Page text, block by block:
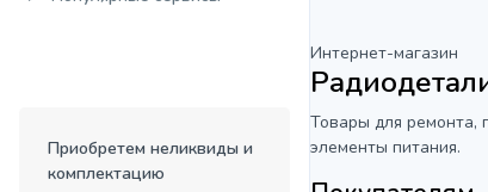
Приобретем неликвиды и
комплектацию
Интернет-магазин
Товары для ремонта,
элементы питания.